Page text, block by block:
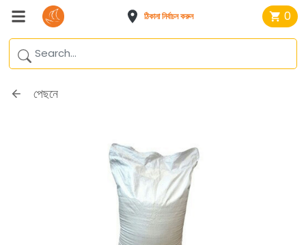
ঠিকানা নির্বাচন করুন 0
পেছনে